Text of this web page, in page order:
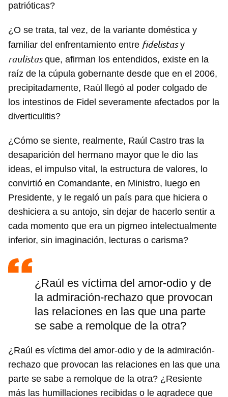
patrióticas?
¿O se trata, tal vez, de la variante doméstica y
familiar del enfrentamiento entre fidelistasy
raulistasque, afirman los entendidos, existe en la
raíz de la cúpula gobernante desde que en el 2006,
precipitadamente, Raúl llegó al poder colgado de
los intestinos de Fidel severamente afectados por la
diverticulitis?
¿Cómo se siente, realmente, Raúl Castro tras la
desaparición del hermano mayor que le dio las
ideas, el impulso vital, la estructura de valores, lo
convirtió en Comandante, en Ministro, luego en
Presidente, y le regaló un país para que hiciera o
deshiciera a su antojo, sin dejar de hacerlo sentir a
cada momento que era un pigmeo intelectualmente
inferior, sin imaginación, lecturas o carisma?
¿Raúl es víctima del amor-odio y de
la admiración-rechazo que provocan
las relaciones en las que una parte
se sabe a remolque de la otra?
¿Raúl es víctima del amor-odio y de la admiración-
rechazo que provocan las relaciones en las que una
parte se sabe a remolque de la otra? ¿Resiente
más las humillaciones recibidas o le agradece que